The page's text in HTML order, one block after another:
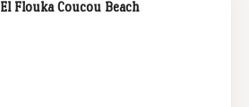
El Flouka Coucou Beach